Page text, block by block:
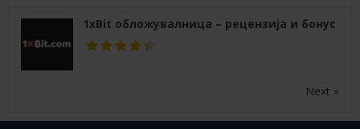
1xBit обложувалница – рецензија и бонус
Next »